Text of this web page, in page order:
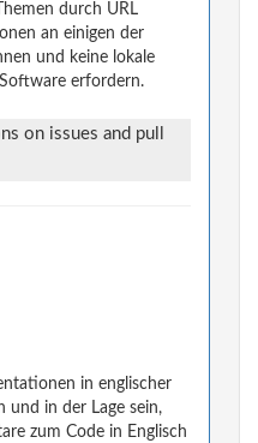
durch URL
an einigen der
und keine lokale
erfordern.
on issues and pull
in englischer
und in der Lage sein,
zum Code in Englisch